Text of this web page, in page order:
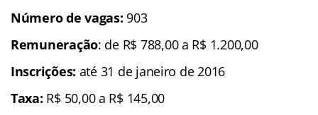
Número de vagas: 903
Remuneração: de R$ 788,00 a R$ 1.200,00
Inscrições: até 31 de janeiro de 2016
Taxa: R$ 50,00 a R$ 145,00